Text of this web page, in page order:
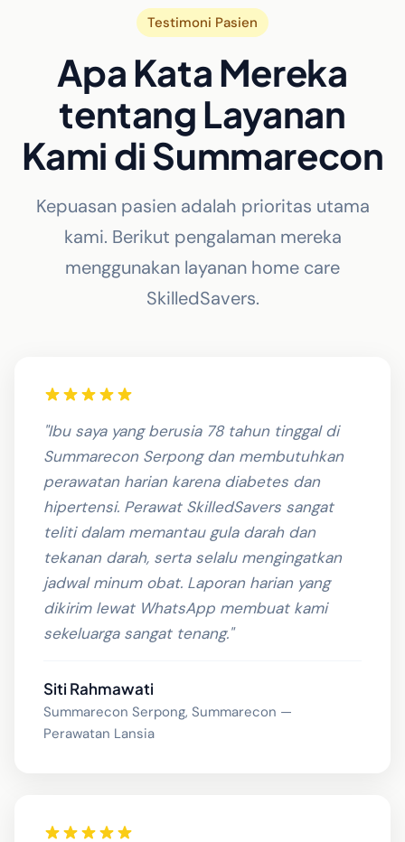
Testimoni Pasien
Apa Kata Mereka
tentang Layanan
Kami di Summarecon
Kepuasan pasien adalah prioritas utama
kami. Berikut pengalaman mereka
menggunakan layanan home care
SkilledSavers.
"Ibu saya yang berusia 78 tahun tinggal di
Summarecon Serpong dan membutuhkan
perawatan harian karena diabetes dan
hipertensi. Perawat SkilledSavers sangat
teliti dalam memantau gula darah dan
tekanan darah, serta selalu mengingatkan
jadwal minum obat. Laporan harian yang
dikirim lewat WhatsApp membuat kami
sekeluarga sangat tenang."
Siti Rahmawati
Summarecon Serpong, Summarecon —
Perawatan Lansia